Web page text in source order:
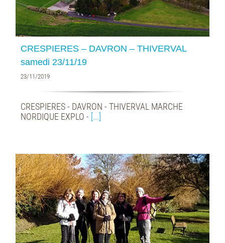
CRESPIERES – DAVRON – THIVERVAL
samedi 23/11/19
23/11/2019
CRESPIERES - DAVRON - THIVERVAL MARCHE
NORDIQUE EXPLO - [...]